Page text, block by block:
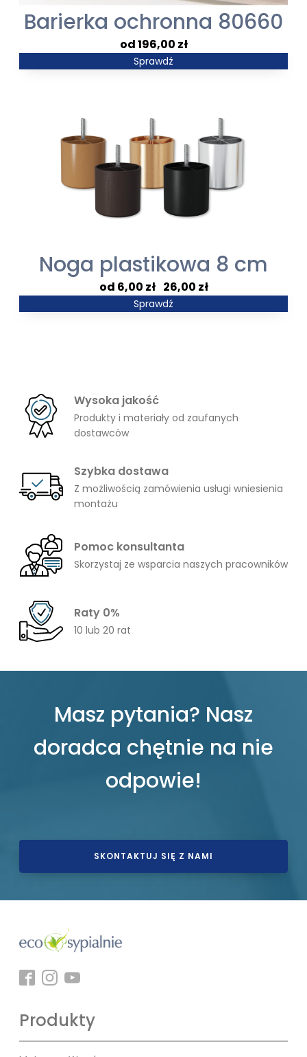
Barierka ochronna 80660
196,00 zł
Sprawdź
Noga plastikowa 8 cm
6,00 zł– 26,00 zł
Zakres
Sprawdź
Wysoka jakość
Produkty i materiały od zaufanych
dostawców
Szybka dostawa
Z możliwością zamówienia usługi wniesienia
montażu
Pomoc konsultanta
Skorzystaj ze wsparcia naszych pracowników
Raty 0%
10 lub 20 rat
Masz pytania? Nasz
doradca chętnie na nie
odpowie!
SKONTAKTUJ SIĘ Z NAMI
Produkty